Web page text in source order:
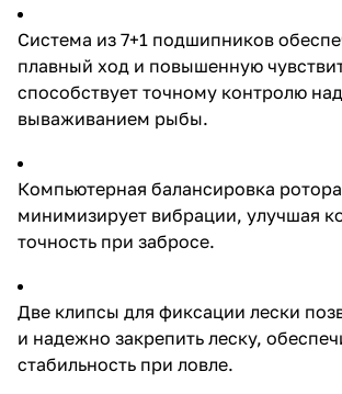
хода исключает люфт,
обеспечивая мгновенную
реакцию при подсечке.
Надежная металлическая ручка
обеспечивает прочный и
выдерживая значительные
разработана с учетом
потребностей
профессиональных рыболовов
и любителей, предлагая
оптимальное соотношение
RC 6000 Baitrunner станет
отличным дополнением
ассортимента вашего магазина,
удовлетворяя запросы самых
требовательных клиентов.
Система из 7+1 подшипников
плавный ход и повышенную
способствует точному контролю над
вываживанием рыбы.
Компьютерная балансировка ротора
минимизирует вибрации, улучшая
точность при забросе.
Две клипсы для фиксации лески
и надежно закрепить леску,
стабильность при ловле.